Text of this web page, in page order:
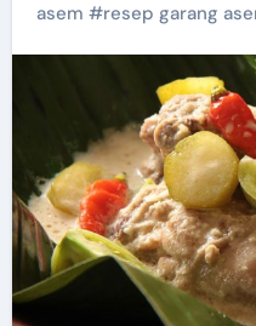
asem #resep garang